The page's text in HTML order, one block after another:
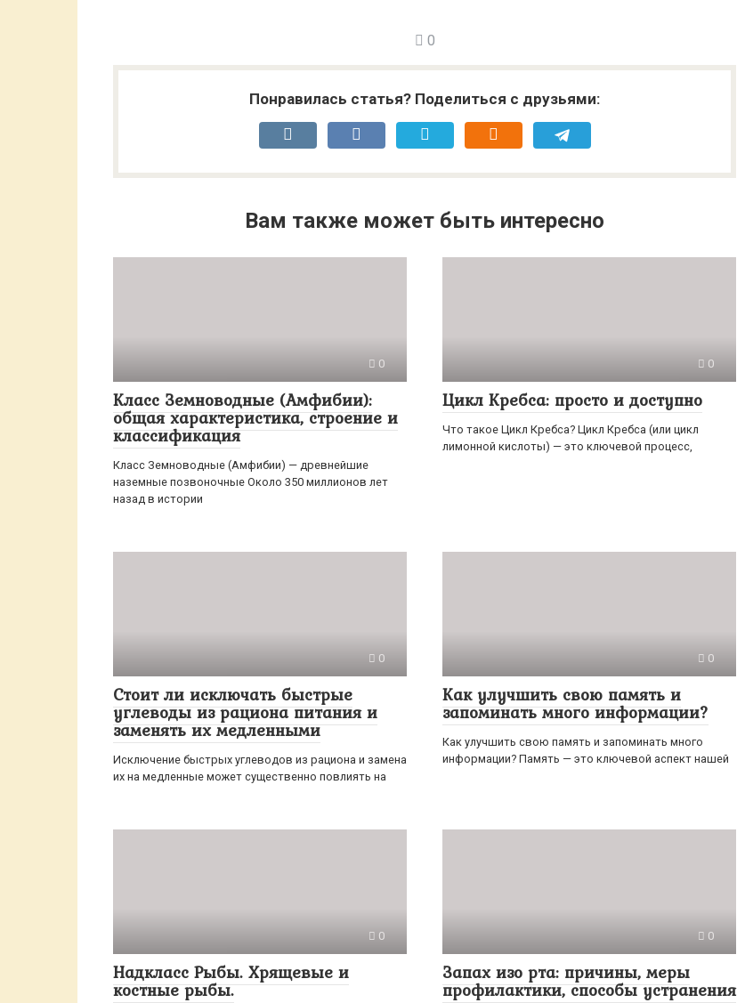
0
Понравилась статья? Поделиться с друзьями:
Вам также может быть интересно
0
Класс Земноводные (Амфибии):
общая характеристика, строение и
классификация
Класс Земноводные (Амфибии) — древнейшие
наземные позвоночные Около 350 миллионов лет
назад в истории
0
Цикл Кребса: просто и доступно
Что такое Цикл Кребса? Цикл Кребса (или цикл
лимонной кислоты) — это ключевой процесс,
0
Стоит ли исключать быстрые
углеводы из рациона питания и
заменять их медленными
Исключение быстрых углеводов из рациона и замена
их на медленные может существенно повлиять на
0
Как улучшить свою память и
запоминать много информации?
Как улучшить свою память и запоминать много
информации? Память — это ключевой аспект нашей
0
Надкласс Рыбы. Хрящевые и
костные рыбы.
0
Запах изо рта: причины, меры
профилактики, способы устранения